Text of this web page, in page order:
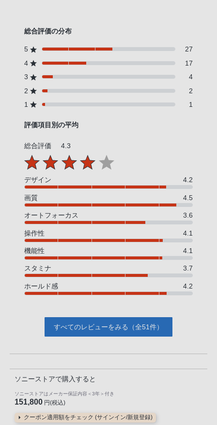
総合評価の分布
5
27
4
17
3
4
2
2
1
1
評価項目別の平均
総合評価 4.3
デザイン 4.2
画質 4.5
オートフォーカス 3.6
操作性 4.1
機能性 4.1
スタミナ 3.7
ホールド感 4.2
すべてのレビューをみる（全51件）
ソニーストアで購入すると
ソニーストアはメーカー保証内容 ＜3年＞ 付き
151,800 円(税込)
クーポン適用額をチェック (サインイン/新規登録)